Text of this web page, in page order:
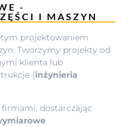
-
I MASZYN
projektowaniem
Tworzymy projekty od
klienta lub
(inżynieria
dostarczając